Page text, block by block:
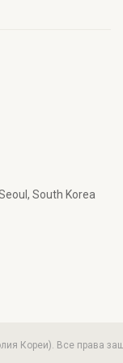
South Korea
Кореи). Все права